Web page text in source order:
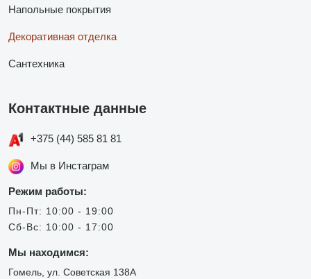
Напольные покрытия
Декоративная отделка
Сантехника
Контактные данные
+375 (44) 585 81 81
Мы в Инстаграм
Режим работы:
Пн-Пт: 10:00 - 19:00
Сб-Вс: 10:00 - 17:00
Мы находимся:
Гомель, ул. Советская 138А